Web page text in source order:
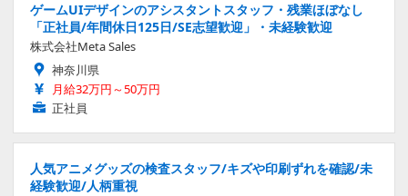
ゲームUIデザインのアシスタントスタッフ・残業ほぼなし
「正社員/年間休日125日/SE志望歓迎」・未経験歓迎
株式会社Meta Sales
神奈川県
月給32万円～50万円
正社員
人気アニメグッズの検査スタッフ/キズや印刷ずれを確認/未
経験歓迎/人柄重視